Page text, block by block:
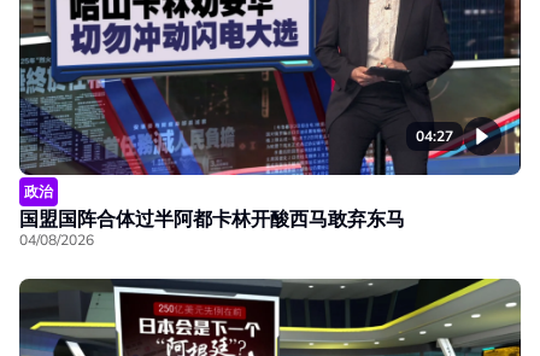
04:27
政治
国盟国阵合体过半阿都卡林开酸西马敢弃东马
04/08/2026